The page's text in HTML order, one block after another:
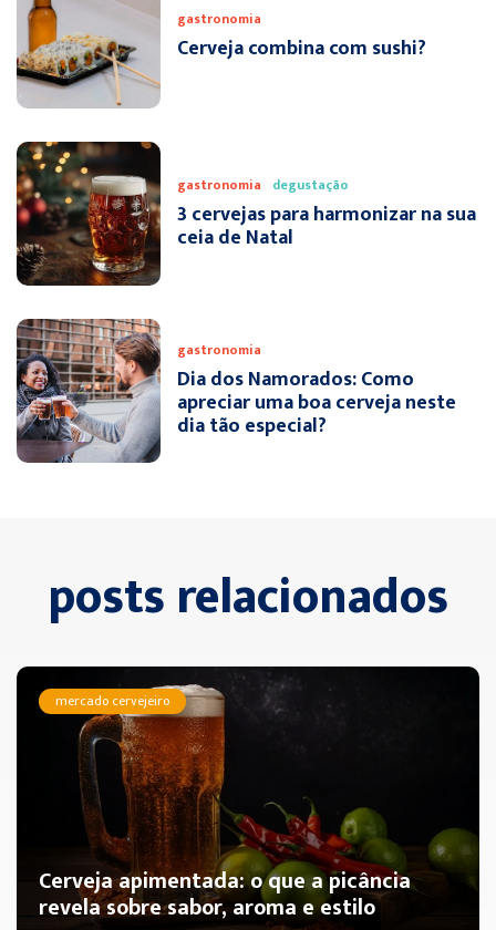
gastronomia
Cerveja combina com sushi?
gastronomia degustação
3 cervejas para harmonizar na sua
ceia de Natal
gastronomia
Dia dos Namorados: Como
apreciar uma boa cerveja neste
dia tão especial?
posts relacionados
mercado cervejeiro
Cerveja apimentada: o que a picância
revela sobre sabor, aroma e estilo